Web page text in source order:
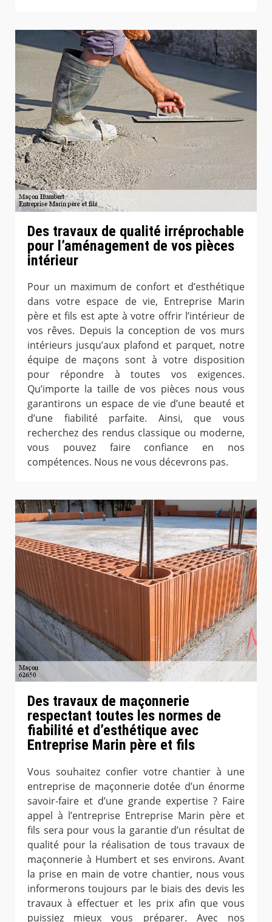
Des travaux de qualité irréprochable
pour l’aménagement de vos pièces
intérieur
Pour un maximum de confort et d’esthétique
dans votre espace de vie, Entreprise Marin
père et fils est apte à votre offrir l’intérieur de
vos rêves. Depuis la conception de vos murs
intérieurs jusqu’aux plafond et parquet, notre
équipe de maçons sont à votre disposition
pour répondre à toutes vos exigences.
Qu’importe la taille de vos pièces nous vous
garantirons un espace de vie d’une beauté et
d’une fiabilité parfaite. Ainsi, que vous
recherchez des rendus classique ou moderne,
vous pouvez faire confiance en nos
compétences. Nous ne vous décevrons pas.
Des travaux de maçonnerie
respectant toutes les normes de
fiabilité et d’esthétique avec
Entreprise Marin père et fils
Vous souhaitez confier votre chantier à une
entreprise de maçonnerie dotée d’un énorme
savoir-faire et d’une grande expertise ? Faire
appel à l’entreprise Entreprise Marin père et
fils sera pour vous la garantie d’un résultat de
qualité pour la réalisation de tous travaux de
maçonnerie à Humbert et ses environs. Avant
la prise en main de votre chantier, nous vous
informerons toujours par le biais des devis les
travaux à effectuer et les prix afin que vous
puissiez mieux vous préparer. Avec nos